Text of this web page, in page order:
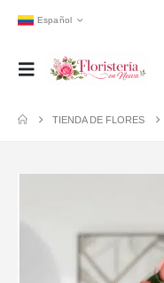
Español
TIENDA DE FLORES